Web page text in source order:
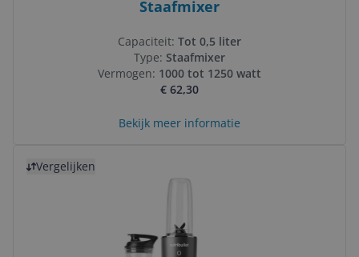
Staafmixer
Capaciteit: Tot 0,5 liter
Type: Staafmixer
Vermogen: 1000 tot 1250 watt
€ 62,30
Bekijk meer informatie
Vergelijken